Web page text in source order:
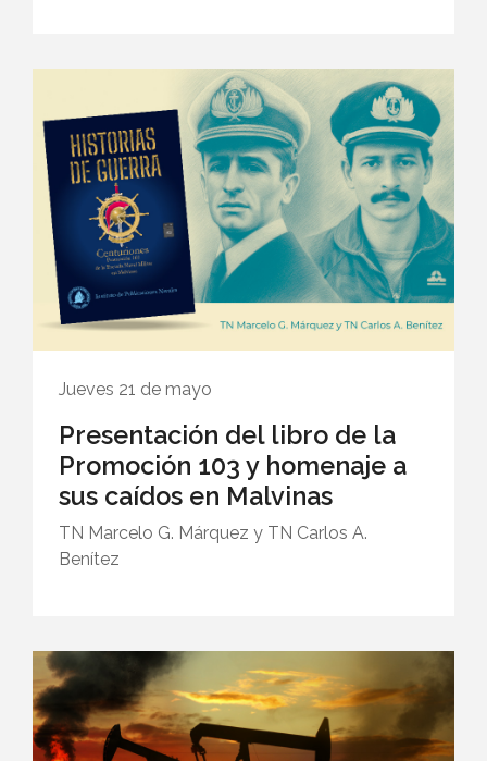
Jueves 21 de mayo
Presentación del libro de la
Promoción 103 y homenaje a
sus caídos en Malvinas
TN Marcelo G. Márquez y TN Carlos A.
Benítez